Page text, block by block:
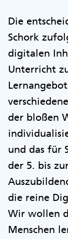
Die
Schork
digitalen
Unterricht
der bloßen
und das für
der 5. bis
die reine
Wir wollen
Menschen